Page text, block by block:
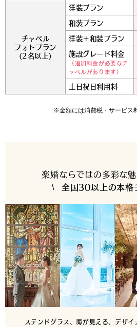
チャペル
フォトプラン
(2名以上)
洋装プラン
和装プラン
洋装＋和装プラン
施設グレード料金
（追加料金が必要なチ
ャペルがあります）
土日祝日利用料
※金額には消費税・サービス
楽婚ならではの多彩な
全国30以上の本格
ステンドグラス、海が見える、デザ